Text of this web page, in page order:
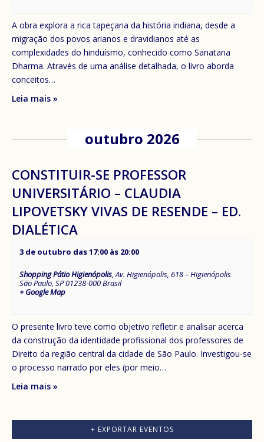
A obra explora a rica tapeçaria da história indiana, desde a
migração dos povos arianos e dravidianos até as
complexidades do hinduísmo, conhecido como Sanatana
Dharma. Através de uma análise detalhada, o livro aborda
conceitos…
Leia mais »
outubro 2026
CONSTITUIR-SE PROFESSOR
UNIVERSITÁRIO – CLAUDIA
LIPOVETSKY VIVAS DE RESENDE – ED.
DIALÉTICA
3 de outubro das 17:00 às 20:00
Shopping Pátio Higienópolis,Av. Higienópolis, 618 – Higienópolis
São Paulo, SP01238-000Brasil
+ Google Map
O presente livro teve como objetivo refletir e analisar acerca
da construção da identidade profissional dos professores de
Direito da região central da cidade de São Paulo. Investigou-se
o processo narrado por eles (por meio…
Leia mais »
+ EXPORTAR EVENTOS